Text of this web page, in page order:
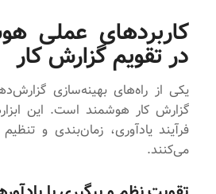
کاربردهای عملی
در تقویم گزارش کار
یکی از راه‌های بهینه‌سازی
فرآیند یادآوری، زمان‌بندی و
می‌کنند.